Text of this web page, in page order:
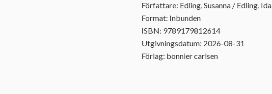
Författare: Edling, Susanna / Edling, Ida
Format: Inbunden
ISBN: 9789179812614
Utgivningsdatum: 2026-08-31
Förlag: bonnier carlsen